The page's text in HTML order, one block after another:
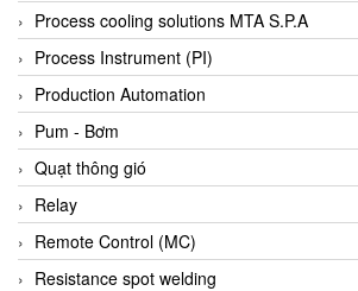
BirdX Vietnam
BK Vibro
Black Box
BlackBox Vietnam
BLAGDON PUMP
Bloom Engineering
Boneng
Bopp & Reuther Messtechnik
Process cooling solutions MTA S.P.A
Process Instrument (PI)
Production Automation
Pum - Bơm
Quạt thông gió
Relay
Remote Control (MC)
Resistance spot welding